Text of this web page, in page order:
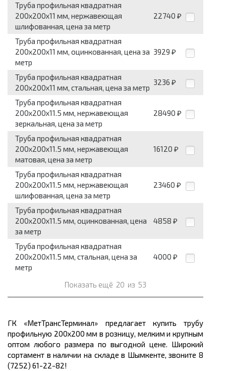
Труба профильная квадратная
200x200x11 мм, нержавеющая
шлифованная, цена за метр
22740 ₽
Труба профильная квадратная
200x200x11 мм, оцинкованная, цена за
метр
3929 ₽
Труба профильная квадратная
200x200x11 мм, стальная, цена за метр
3236 ₽
Труба профильная квадратная
200x200x11.5 мм, нержавеющая
зеркальная, цена за метр
28490 ₽
Труба профильная квадратная
200x200x11.5 мм, нержавеющая
матовая, цена за метр
16120 ₽
Труба профильная квадратная
200x200x11.5 мм, нержавеющая
шлифованная, цена за метр
23460 ₽
Труба профильная квадратная
200x200x11.5 мм, оцинкованная, цена
за метр
4858 ₽
Труба профильная квадратная
200x200x11.5 мм, стальная, цена за
метр
4000 ₽
Показать ещё 20 из 53
ГК «МетТрансТерминал» предлагает купить трубу
профильную 200х200 мм в розницу, мелким и крупным
оптом любого размера по выгодной цене. Широкий
сортамент в наличии на складе в Шымкенте, звоните 8
(7252) 61-22-82!